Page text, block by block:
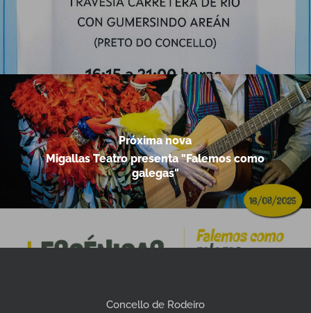
Próxima nova
Migallas Teatro presenta "Falemos como
galegas"
Concello de Rodeiro